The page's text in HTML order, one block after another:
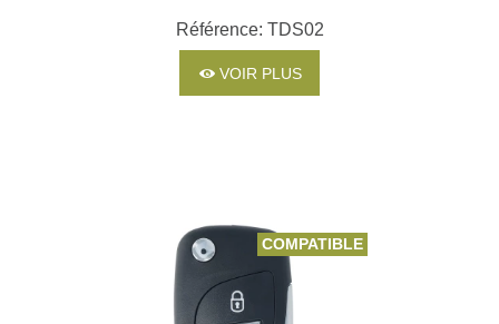
Référence: TDS02
VOIR PLUS
COMPATIBLE